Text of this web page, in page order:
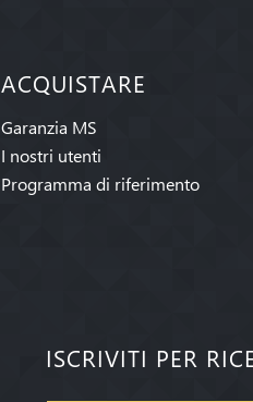
ACQUISTARE
Garanzia MS
I nostri utenti
Programma di riferimento
ISCRIVITI PER